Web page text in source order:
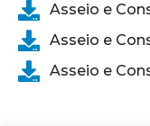
Asseio e
Asseio e
Asseio e